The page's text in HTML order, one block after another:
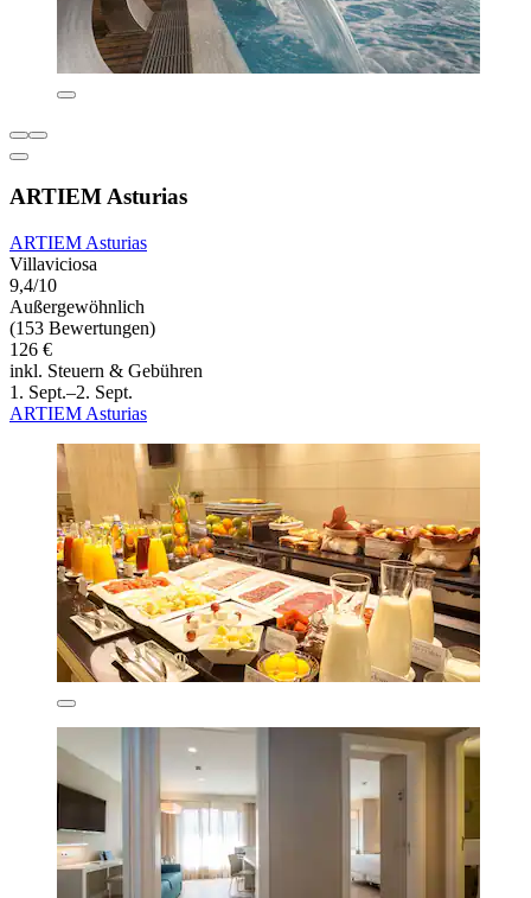
ARTIEM Asturias
ARTIEM Asturias
Villaviciosa
9,4/10
Außergewöhnlich
(153 Bewertungen)
126 €
inkl. Steuern & Gebühren
1. Sept.–2. Sept.
ARTIEM Asturias